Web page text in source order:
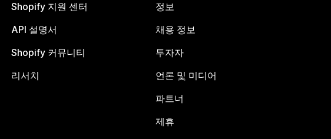
Shopify 지원 센터
API 설명서
Shopify 커뮤니티
리서치
정보
채용 정보
투자자
언론 및 미디어
파트너
제휴